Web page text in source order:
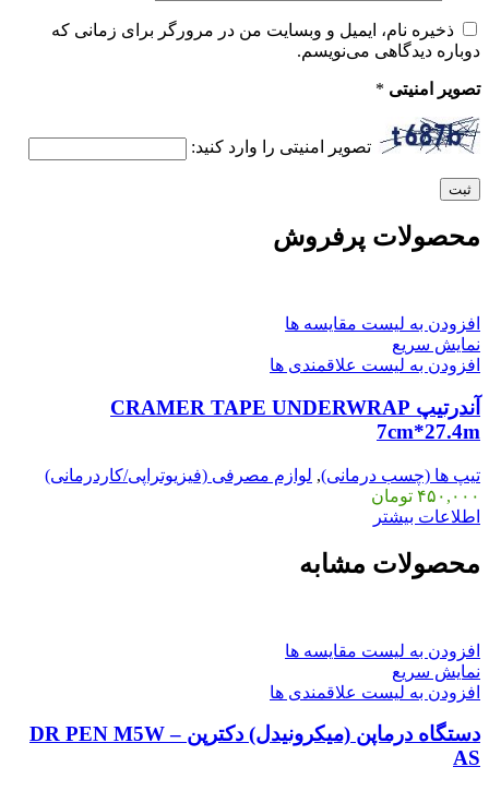
ذخیره نام، ایمیل و وبسایت من در مرورگر برای زمانی که
دوباره دیدگاهی می‌نویسم.
تصویر امنیتی *
تصویر امنیتی را وارد کنید:
محصولات پرفروش
افزودن به لیست مقایسه ها
نمایش سریع
افزودن به لیست علاقمندی ها
آندرتیپ CRAMER TAPE UNDERWRAP
7cm*27.4m
تیپ ها (چسب درمانی), لوازم مصرفی (فیزیوتراپی/کاردرمانی)
۴۵۰,۰۰۰ تومان
اطلاعات بیشتر
محصولات مشابه
افزودن به لیست مقایسه ها
نمایش سریع
افزودن به لیست علاقمندی ها
دستگاه درماپن (میکرونیدل) دکترپن DR PEN M5W –
AS